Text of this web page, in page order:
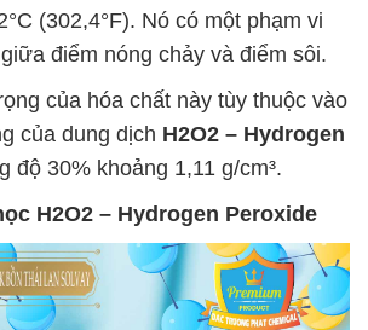
(302,4°F). Nó có một phạm vi
điểm nóng chảy và điểm sôi.
của hóa chất này tùy thuộc vào
của dung dịch H2O2 – Hydrogen
độ 30% khoảng 1,11 g/cm³.
H2O2 – Hydrogen Peroxide